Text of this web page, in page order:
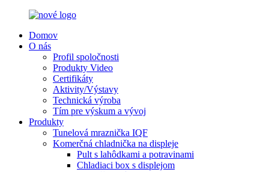
Domov
O nás
Profil spoločnosti
Produkty Video
Certifikáty
Aktivity/Výstavy
Technická výroba
Tím pre výskum a vývoj
Produkty
Tunelová mraznička IQF
Komerčná chladnička na displeje
Pult s lahôdkami a potravinami
Chladiaci box s displejom